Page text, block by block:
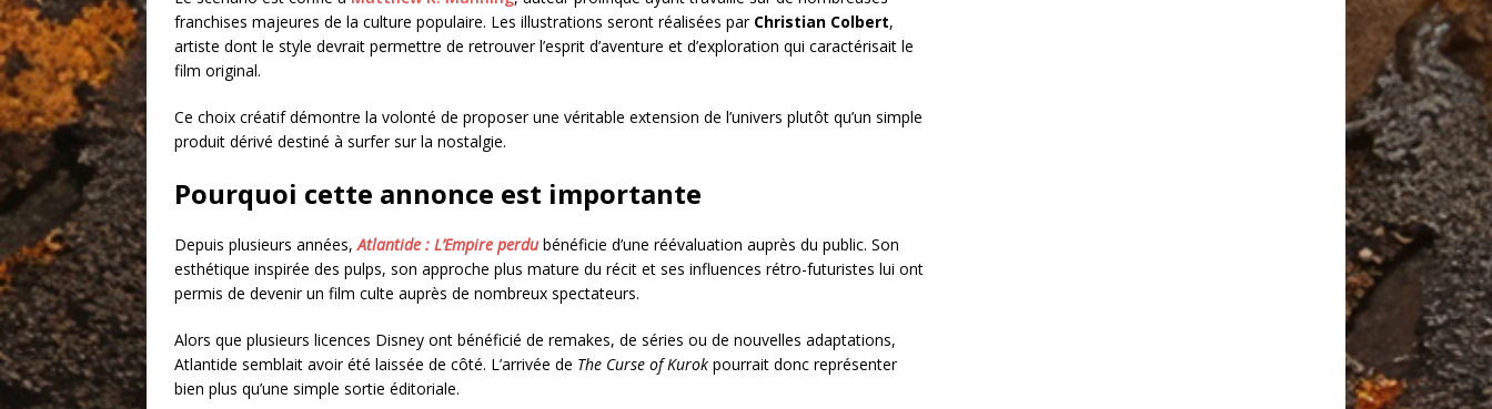
franchises majeures de la culture populaire. Les illustrations seront réalisées par Christian Colbert,
artiste dont le style devrait permettre de retrouver l’esprit d’aventure et d’exploration qui caractérisait le
film original.
Ce choix créatif démontre la volonté de proposer une véritable extension de l’univers plutôt qu’un simple
produit dérivé destiné à surfer sur la nostalgie.
Pourquoi cette annonce est importante
Depuis plusieurs années,Atlantide : L’Empire perdu bénéficie d’une réévaluation auprès du public. Son
esthétique inspirée des pulps, son approche plus mature du récit et ses influences rétro-futuristes lui ont
permis de devenir un film culte auprès de nombreux spectateurs.
Alors que plusieurs licences Disney ont bénéficié de remakes, de séries ou de nouvelles adaptations,
Atlantide semblait avoir été laissée de côté. L’arrivée de The Curse of Kurok pourrait donc représenter
bien plus qu’une simple sortie éditoriale.